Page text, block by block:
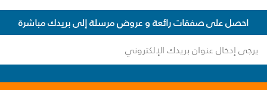
احصل على صفقات رائعة و عروض مرسلة إلى بريدك مباشرة